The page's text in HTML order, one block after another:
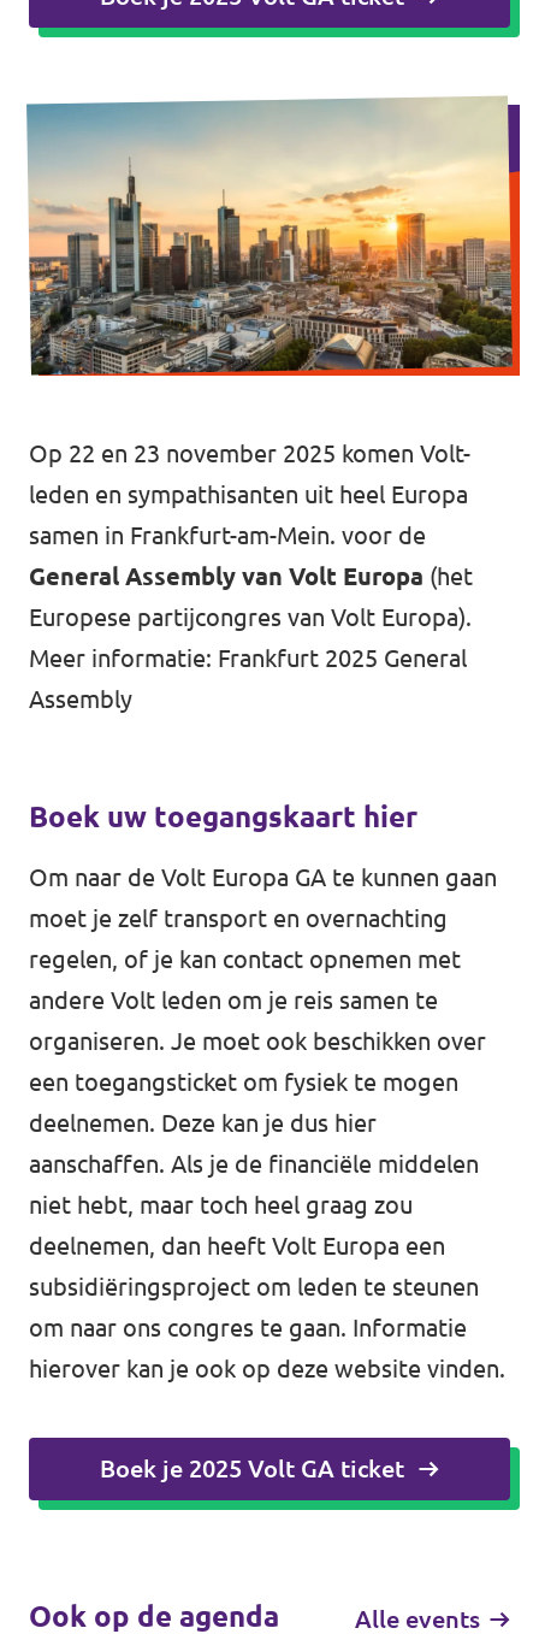
Word lid
Homepage
Gemeente Antwerpen
Steun Volt
Op 22 en 23 november 2025 komen Volt-
leden en sympathisanten uit heel Europa
samen in Frankfurt-am-Mein. voor de
General Assembly van Volt Europa (het
Europese partijcongres van Volt Europa).
Meer informatie: Frankfurt 2025 General
Assembly
Boek uw toegangskaart hier
Om naar de Volt Europa GA te kunnen gaan
moet je zelf transport en overnachting
regelen, of je kan contact opnemen met
andere Volt leden om je reis samen te
organiseren. Je moet ook beschikken over
een toegangsticket om fysiek te mogen
deelnemen. Deze kan je dus hier
aanschaffen. Als je de financiële middelen
niet hebt, maar toch heel graag zou
deelnemen, dan heeft Volt Europa een
subsidiëringsproject om leden te steunen
om naar ons congres te gaan. Informatie
hierover kan je ook op deze website vinden.
Boek je 2025 Volt GA ticket
Ook op de agenda Alle events